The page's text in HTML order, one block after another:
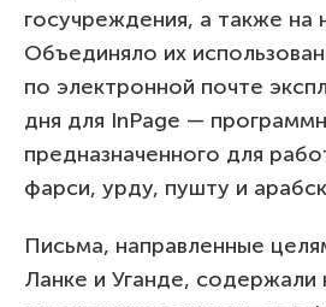
госучреждения, а также на
Объединяло их
по электронной почте
дня для InPage —
предназначенного для
фарси, урду, пушту и
Письма, направленные
Ланке и Уганде, содержали